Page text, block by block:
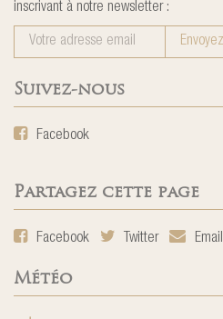
inscrivant à notre newsletter :
Suivez-nous
Facebook
Partagez cette page
Facebook Twitter Email
Météo